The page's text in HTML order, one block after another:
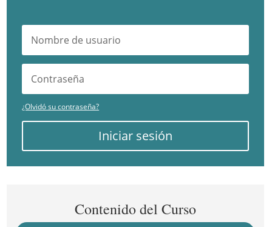
¿Olvidó su contraseña?
Iniciar sesión
Contenido del Curso